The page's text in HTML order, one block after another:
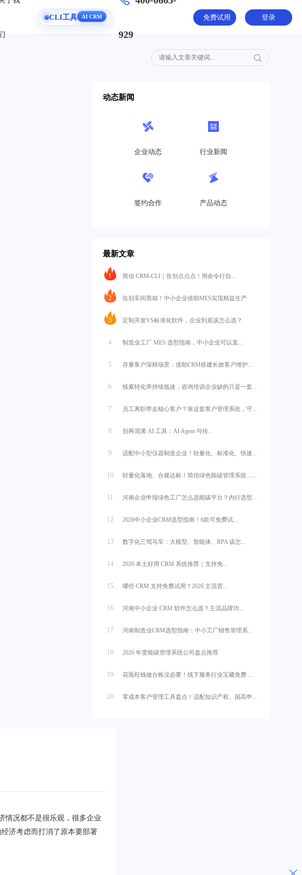
CLI工具 AI CRM
929
免费试用 登录
动态新闻
企业动态 行业新闻
签约合作 产品动态
最新文章
1 简信 CRM-CLI｜告别点点点！用命令行自...
2 告别车间黑箱！中小企业借助MES实现精益生产
3 定制开发VS标准化软件，企业到底该怎么选？
4 制造业工厂 MES 选型指南，中小企业可以直...
5 存量客户深耕场景：借助CRM搭建长效客户维护...
6 线索转化率持续低迷，咨询培训企业缺的只是一套...
7 员工离职带走核心客户？靠这套客户管理系统，守...
8 别再混淆 AI 工具：AI Agent 与传...
9 适配中小型仪器制造企业！轻量化、标准化、快速...
10 轻量化落地、合规达标！简信绿色能碳管理系统，...
11 河南企业申报绿色工厂怎么选能碳平台？内行选型...
12 2026中小企业CRM选型指南！6款可免费试...
13 数字化三驾马车：大模型、智能体、RPA 该怎...
14 2026 本土好用 CRM 系统推荐｜支持免...
15 哪些 CRM 支持免费试用？2026 主流营...
16 河南中小企业 CRM 软件怎么选？主流品牌功...
17 河南制造业CRM选型指南：中小工厂销售管理系...
18 2026 年度能碳管理系统公司盘点推荐
19 花冤枉钱做台账没必要！线下服务行业宝藏免费 ...
20 零成本客户管理工具盘点！适配知识产权、国高申...
情况都不是很乐观，很多企业
济考虑而打消了原本要部署